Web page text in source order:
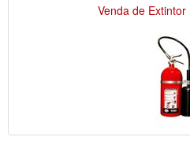
Venda de